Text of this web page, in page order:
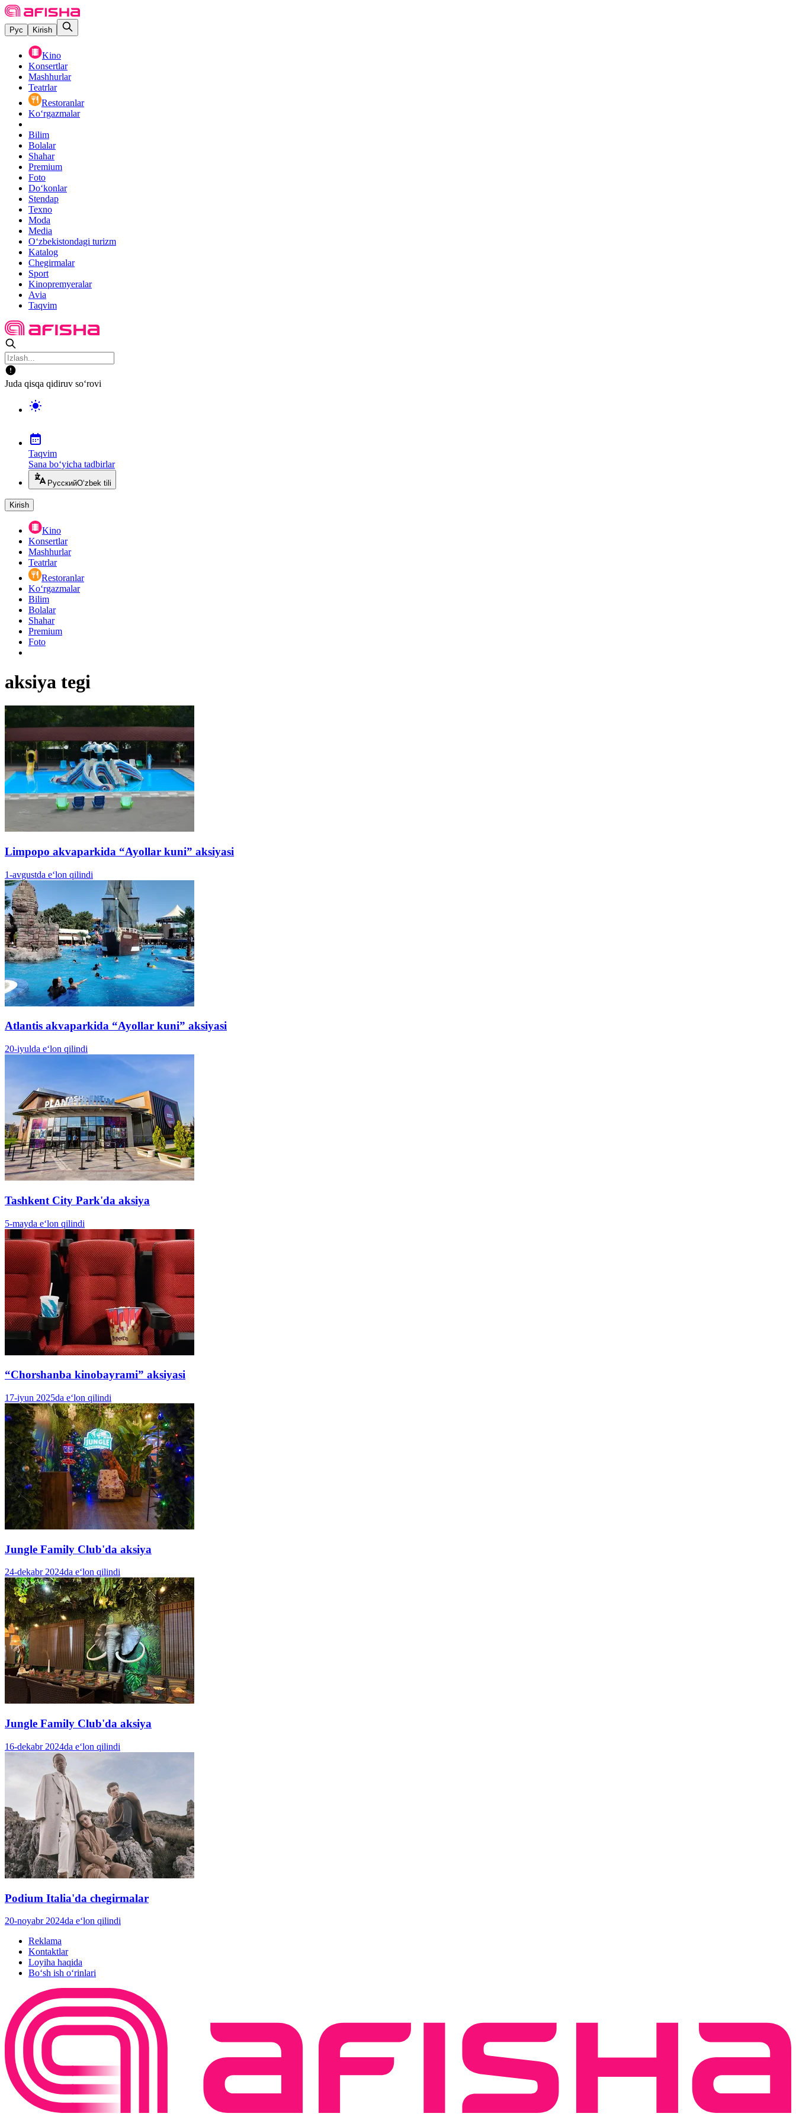
Рус Kirish
Kino
Konsertlar
Mashhurlar
Teatrlar
Restoranlar
Ko‘rgazmalar
Bilim
Bolalar
Shahar
Premium
Foto
Do‘konlar
Stendap
Texno
Moda
Media
O‘zbekistondagi turizm
Katalog
Chegirmalar
Sport
Kinopremyeralar
Avia
Taqvim
Juda qisqa qidiruv so‘rovi
Taqvim
Sana bo‘yicha tadbirlar
РусскийO‘zbek tili
Kirish
Kino
Konsertlar
Mashhurlar
Teatrlar
Restoranlar
Ko‘rgazmalar
Bilim
Bolalar
Shahar
Premium
Foto
aksiya tegi
Limpopo akvaparkida “Ayollar kuni” aksiyasi
1-avgustda e‘lon qilindi
Atlantis akvaparkida “Ayollar kuni” aksiyasi
20-iyulda e‘lon qilindi
Tashkent City Park'da aksiya
5-mayda e‘lon qilindi
“Chorshanba kinobayrami” aksiyasi
17-iyun 2025da e‘lon qilindi
Jungle Family Club'da aksiya
24-dekabr 2024da e‘lon qilindi
Jungle Family Club'da aksiya
16-dekabr 2024da e‘lon qilindi
Podium Italia'da chegirmalar
20-noyabr 2024da e‘lon qilindi
Reklama
Kontaktlar
Loyiha haqida
Bo‘sh ish o‘rinlari